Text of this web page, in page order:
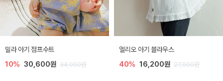
밀라 아기 점프수트
10% 30,600원 34,000원
엘리오 아기 블라우스
40% 16,200원 27,000원